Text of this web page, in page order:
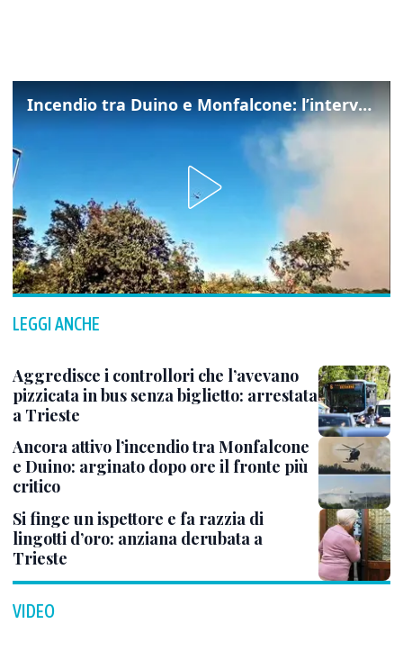
Incendio tra Duino e Monfalcone: l’intervento dei vigili del fuoco
LEGGI ANCHE
Aggredisce i controllori che l’avevano
pizzicata in bus senza biglietto: arrestata
a Trieste
Ancora attivo l’incendio tra Monfalcone
e Duino: arginato dopo ore il fronte più
critico
Si finge un ispettore e fa razzia di
lingotti d’oro: anziana derubata a
Trieste
VIDEO